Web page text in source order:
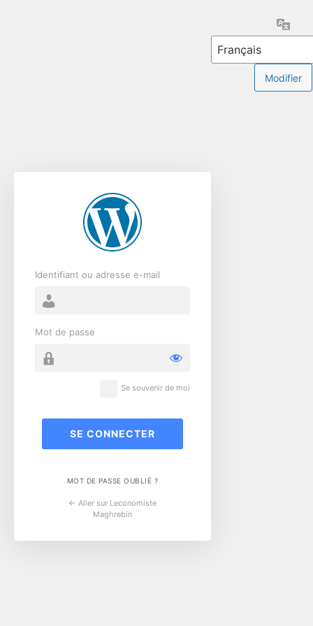
Identifiant ou adresse e-mail
Mot de passe
Se souvenir de moi
MOT DE PASSE OUBLIÉ ?
← Aller sur Leconomiste
Maghrebin